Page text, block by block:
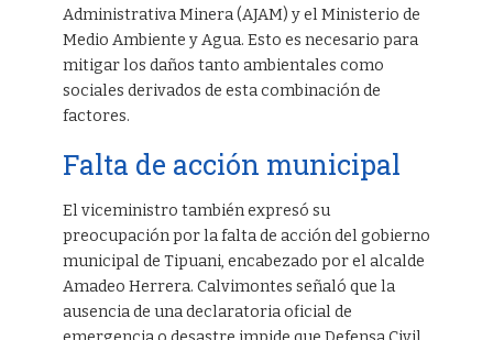
Administrativa Minera (AJAM) y el Ministerio de
Medio Ambiente y Agua. Esto es necesario para
mitigar los daños tanto ambientales como
sociales derivados de esta combinación de
factores.
Falta de acción municipal
El viceministro también expresó su
preocupación por la falta de acción del gobierno
municipal de Tipuani, encabezado por el alcalde
Amadeo Herrera. Calvimontes señaló que la
ausencia de una declaratoria oficial de